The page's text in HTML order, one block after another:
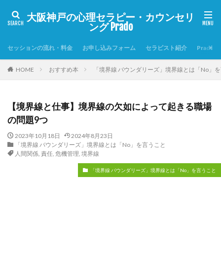
大阪神戸の心理セラピー・カウンセリ
ング Prado
セッションの流れ・料金 お申し込みフォーム セラピスト紹介 Pradoへ
HOME おすすめ本 「境界線 バウンダリーズ」境界線とは「No」
【境界線と仕事】境界線の欠如によって起きる職場
の問題9つ
2023年10月18日
2024年8月23日
「境界線 バウンダリーズ」境界線とは「No」を言うこと
人間関係, 責任, 危機管理, 境界線
「境界線 バウンダリーズ」境界線とは「No」を言うこと